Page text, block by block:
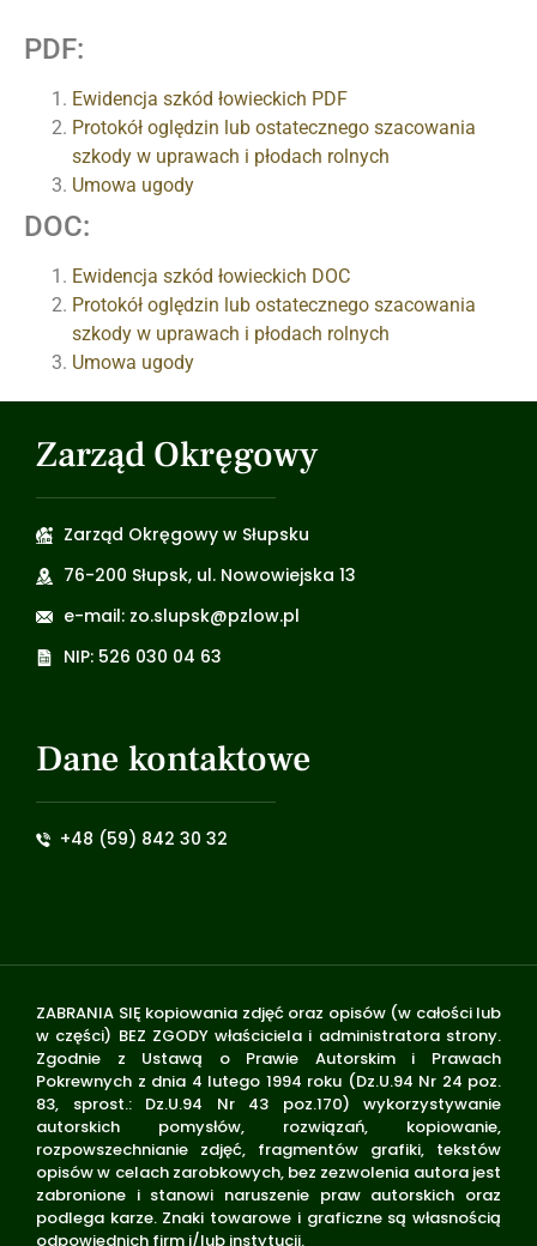
PDF:
Ewidencja szkód łowieckich PDF
Protokół oględzin lub ostatecznego szacowania
szkody w uprawach i płodach rolnych
Umowa ugody
DOC:
Ewidencja szkód łowieckich DOC
Protokół oględzin lub ostatecznego szacowania
szkody w uprawach i płodach rolnych
Umowa ugody
Zarząd Okręgowy
Zarząd Okręgowy w Słupsku
76-200 Słupsk, ul. Nowowiejska 13
e-mail: zo.slupsk@pzlow.pl
NIP: 526 030 04 63
Dane kontaktowe
+48 (59) 842 30 32
ZABRANIA SIĘ kopiowania zdjęć oraz opisów (w całości lub
w części) BEZ ZGODY właściciela i administratora strony.
Zgodnie z Ustawą o Prawie Autorskim i Prawach
Pokrewnych z dnia 4 lutego 1994 roku (Dz.U.94 Nr 24 poz.
83, sprost.: Dz.U.94 Nr 43 poz.170) wykorzystywanie
autorskich pomysłów, rozwiązań, kopiowanie,
rozpowszechnianie zdjęć, fragmentów grafiki, tekstów
opisów w celach zarobkowych, bez zezwolenia autora jest
zabronione i stanowi naruszenie praw autorskich oraz
podlega karze. Znaki towarowe i graficzne są własnością
odpowiednich firm i/lub instytucji.